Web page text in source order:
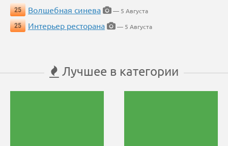
25
Волшебная синева
— 5 Августа
25
Интерьер ресторана — 5 Августа
Лучшее в категории